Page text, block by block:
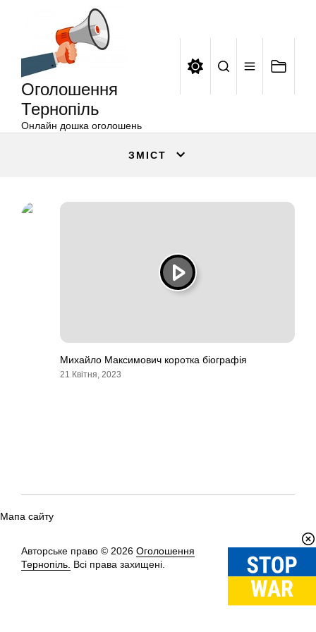
Оголошення
Тернопіль
Онлайн дошка оголошень
ЗМІСТ
Михайло Максимович коротка біографія
21 Квітня, 2023
Мапа сайту
Авторське право © 2026 Оголошення
Тернопіль. Всі права захищені.
Вгору↑